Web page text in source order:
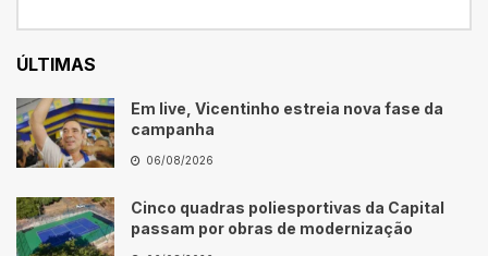
ÚLTIMAS
Em live, Vicentinho estreia nova fase da
campanha
06/08/2026
Cinco quadras poliesportivas da Capital
passam por obras de modernização